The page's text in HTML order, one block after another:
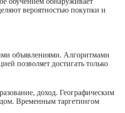
вероятностью покупки и
объявлениями. Алгоритмами
позволяет достигать только
доход. Географическим
Временным таргетингом